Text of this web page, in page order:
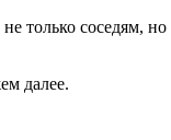
только соседям, но
далее.